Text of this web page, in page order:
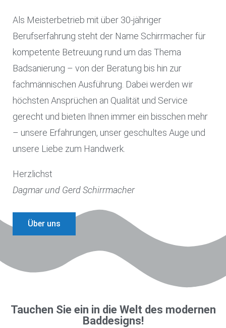
Als Meisterbetrieb mit über 30-jähriger
Berufserfahrung steht der Name Schirrmacher für
kompetente Betreuung rund um das Thema
Badsanierung – von der Beratung bis hin zur
fachmännischen Ausführung. Dabei werden wir
höchsten Ansprüchen an Qualität und Service
gerecht und bieten Ihnen immer ein bisschen mehr
– unsere Erfahrungen, unser geschultes Auge und
unsere Liebe zum Handwerk.
Herzlichst
Dagmar und Gerd Schirrmacher
Über uns
Tauchen Sie ein in die Welt des modernen
Baddesigns!